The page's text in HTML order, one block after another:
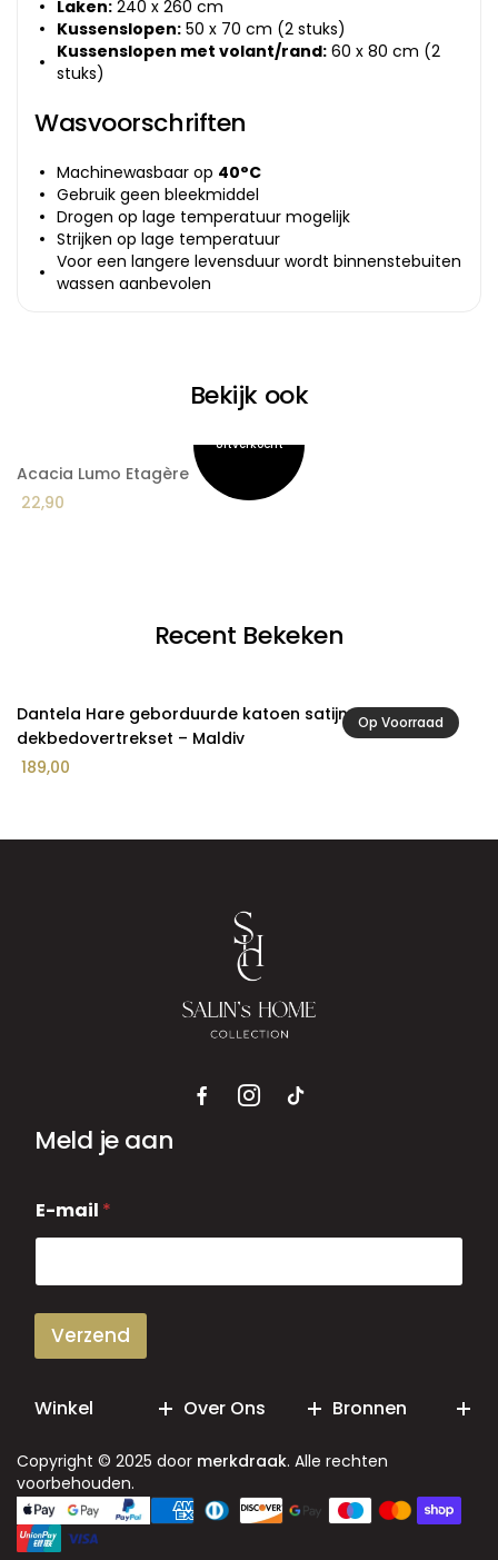
Laken: 240 x 260 cm
Kussenslopen: 50 x 70 cm (2 stuks)
Kussenslopen met volant/rand: 60 x 80 cm (2
stuks)
Wasvoorschriften
Machinewasbaar op 40°C
Gebruik geen bleekmiddel
Drogen op lage temperatuur mogelijk
Strijken op lage temperatuur
Voor een langere levensduur wordt binnenstebuiten
wassen aanbevolen
Bekijk ook
Acacia Lumo Etagère
22,90
Recent Bekeken
Op Voorraad
Dantela Hare geborduurde katoen satijnen
dekbedovertrekset – Maldiv
189,00
Meld je aan
-
m
i
E-mail *
Verzend
Winkel Over Ons Bronnen
Copyright © 2025 door merkdraak. Alle rechten
voorbehouden.